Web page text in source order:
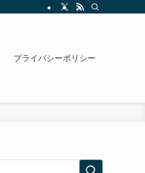
プライバシーポリシー